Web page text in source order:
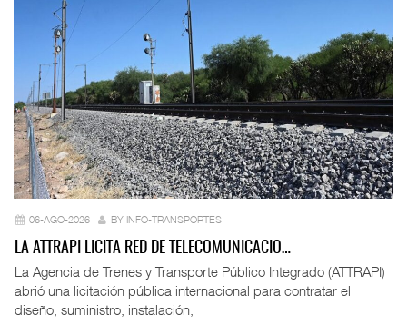
06-AGO-2026 BY INFO-TRANSPORTES
LA ATTRAPI LICITA RED DE TELECOMUNICACIO…
La Agencia de Trenes y Transporte Público Integrado (ATTRAPI)
abrió una licitación pública internacional para contratar el
diseño, suministro, instalación,